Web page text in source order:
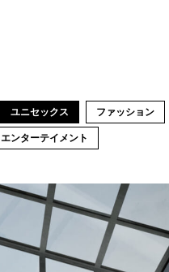
ユニセックス ファッション
エンターテイメント